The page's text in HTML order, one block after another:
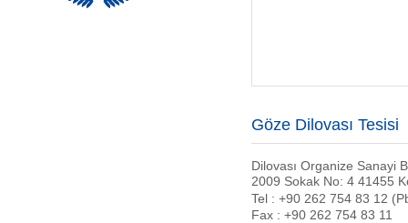
Göze Dilovası Tesisi
Dilovası Organize Sanayi
2009 Sokak No: 4 41455
Tel : +90 262 754 83 12
Fax : +90 262 754 83 11